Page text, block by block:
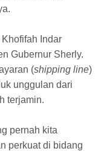
Indar
Gubernur Sherly.
(shipping line)
unggulan dari
terjamin.
pernah kita
perkuat di bidang